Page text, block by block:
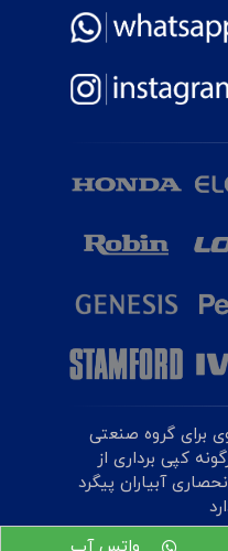
برای گروه صنعتی
کپی برداری از
آبیاران پیگرد